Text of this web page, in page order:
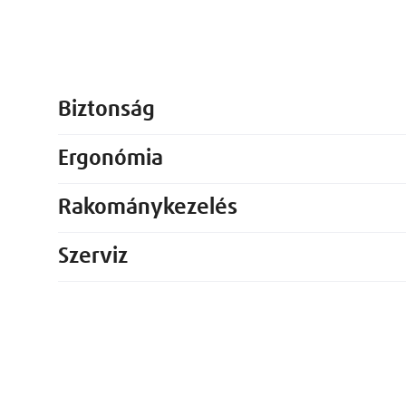
Biztonság
Ergonómia
Rakománykezelés
Szerviz